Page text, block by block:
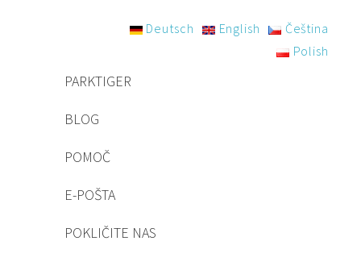
Deutsch English
Čeština
Polish
PARKTIGER
BLOG
POMOČ
E-POŠTA
POKLIČITE NAS